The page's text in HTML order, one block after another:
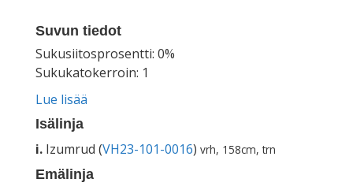
Suvun tiedot
Sukusiitosprosentti: 0%
Sukukatokerroin: 1
Lue lisää
Isälinja
i. Izumrud (VH23-101-0016) vrh, 158cm, trn
Emälinja